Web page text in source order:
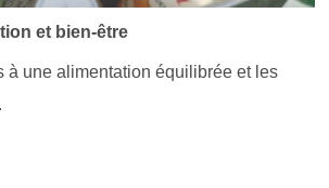
et bien-être
à une alimentation équilibrée et les